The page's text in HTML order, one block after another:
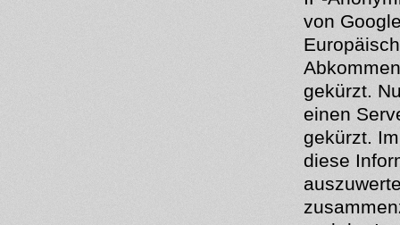
von
gekürzt.
einen
gekürzt.
diese